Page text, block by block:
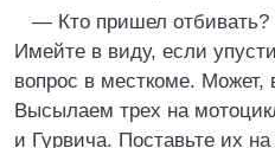
— Кто пришел
Имейте в виду, если
вопрос в месткоме.
Высылаем трех на
и Гурвича. Поставьте их